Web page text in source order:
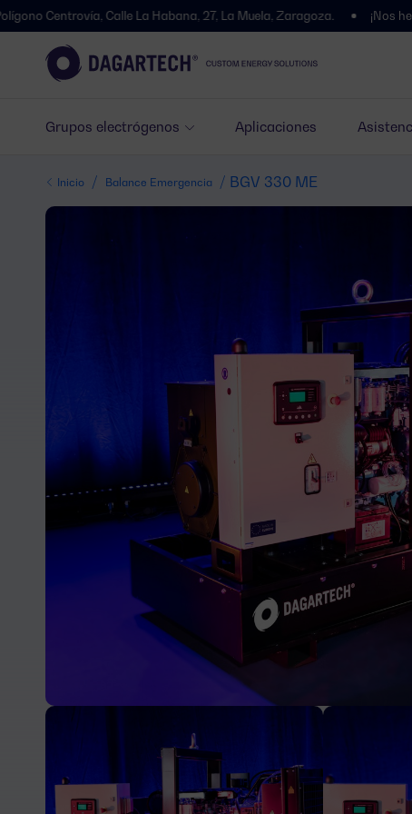
Grupos electrógenos Aplicaciones
Calle La Habana, 27, La Muela, Zaragoza. ¡Nos hemos
Inicio / Balance Emergencia / BGV 330 ME